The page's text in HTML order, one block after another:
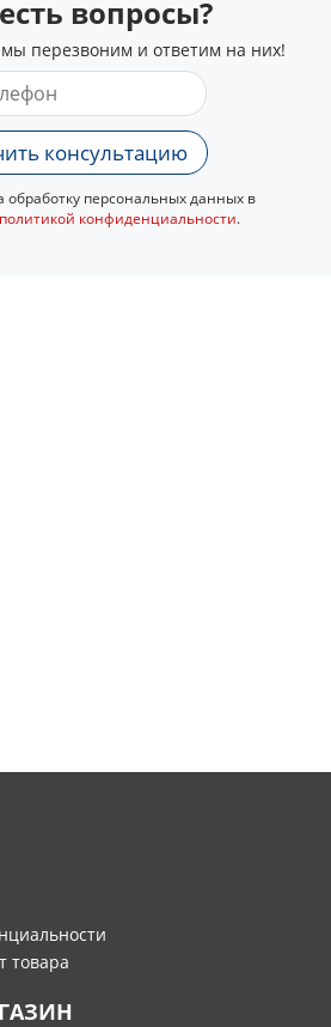
вопросы?
перезвоним и ответим на них!
консультацию
персональных данных в
политикой конфиденциальности.
товара